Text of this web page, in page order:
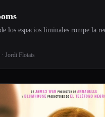
los espacios liminales rompe la
Jordi Flotats